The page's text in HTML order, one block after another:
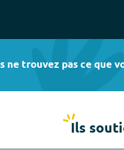
ne trouvez pas ce que
Ils